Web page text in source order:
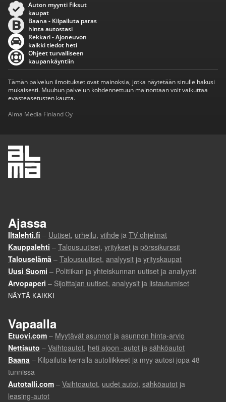
Auton myynti Fiksut
kaupat
Baana - Kilpailuta paras
hinta autostasi
Rekkari - Ajoneuvon
kaikki tiedot heti
Ohjeet turvalliseen
kaupankäyntiin
Tämän palvelun ilmoitukset ovat mainoksia, jotka näytetään sinulle hakusi
mukaisesti. Muuhun palvelun kohdennettuun mainontaan voit vaikuttaa
evästeasetusten kautta.
Alma Media Finland Oy